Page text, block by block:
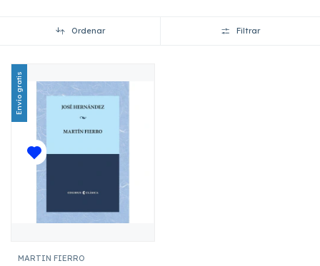
Ordenar Filtrar
Envío gratis
MARTIN FIERRO